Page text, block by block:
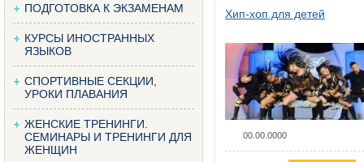
ПОДГОТОВКА К ЭКЗАМЕНАМ
КУРСЫ ИНОСТРАННЫХ
ЯЗЫКОВ
СПОРТИВНЫЕ СЕКЦИИ,
УРОКИ ПЛАВАНИЯ
ЖЕНСКИЕ ТРЕНИНГИ.
СЕМИНАРЫ И ТРЕНИНГИ ДЛЯ
ЖЕНЩИН
Хип-хоп для детей
00.00.0000